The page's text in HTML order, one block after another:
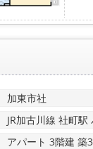
加東市社
JR加古川線 社町
アパート 3階建 築